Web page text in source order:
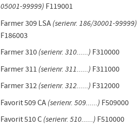
05001-99999) F119001
Farmer 309 LSA (serienr. 186/30001-99999)
F186003
Farmer 310(serienr. 310......) F310000
Farmer 311 (serienr. 311......) F311000
Farmer 312 (serienr. 312......) F312000
Favorit 509 CA(serienr. 509......) F509000
Favorit 510 C(serienr. 510......) F510000